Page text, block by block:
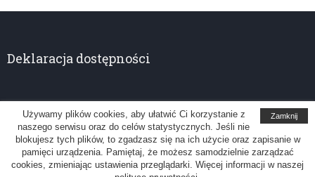
Deklaracja dostępności
Kuratorium Oświaty w Olsztynie
Uwagi, sugestie: administrator@ko.olsztyn.pl
Zamknij
Używamy plików cookies, aby ułatwić Ci korzystanie z
naszego serwisu oraz do celów statystycznych. Jeśli nie
blokujesz tych plików, to zgadzasz się na ich użycie oraz zapisanie w
pamięci urządzenia. Pamiętaj, że możesz samodzielnie zarządzać
cookies, zmieniając ustawienia przeglądarki. Więcej informacji w naszej